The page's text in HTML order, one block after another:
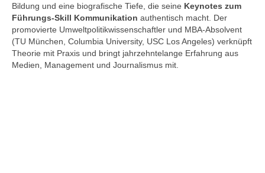
Bildung und eine biografische Tiefe, die seine Keynotes zum
Führungs-Skill Kommunikation authentisch macht. Der
promovierte Umweltpolitikwissenschaftler und MBA-Absolvent
(TU München, Columbia University, USC Los Angeles) verknüpft
Theorie mit Praxis und bringt jahrzehntelange Erfahrung aus
Medien, Management und Journalismus mit.